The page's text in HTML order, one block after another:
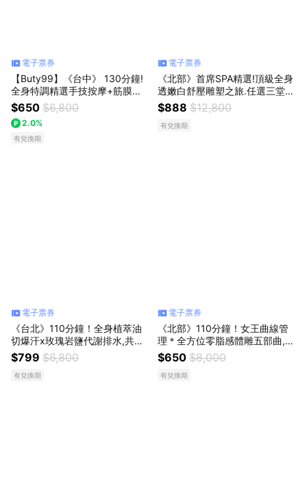
電子票券
【Buty99】《台中》 130分鐘!
全身特調精選手技按摩+筋膜舒
穴嫩白課程
$650 $6,800
2.0%
有兌換期
電子票券
《北部》首席SPA精選!頂級全身
透嫩白舒壓雕塑之旅.任選三堂15
0分鐘, 共兩次888元
$888 $12,800
有兌換期
電子票券
《台北》110分鐘！全身植萃油
切爆汗x玫瑰岩鹽代謝排水,共兩
次799元
$799 $6,800
有兌換期
電子票券
《北部》110分鐘！女王曲線管
理＊全方位零脂感體雕五部曲,6
50元
$650 $8,000
有兌換期